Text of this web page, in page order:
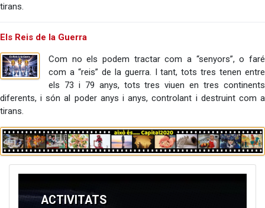
tirans.
Els Reis de la Guerra
Com no els podem tractar com a “senyors”, o faré
com a “reis” de la guerra. I tant, tots tres tenen entre
els 73 i 79 anys, tots tres viuen en tres continents
diferents, i són al poder anys i anys, controlant i destruint com a
tirans.
ACTIVITATS